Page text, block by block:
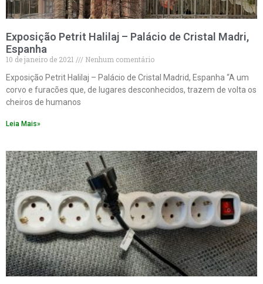
Exposição Petrit Halilaj – Palácio de Cristal Madri,
Espanha
10 de janeiro de 2021
Nenhum comentário
Exposição Petrit Halilaj – Palácio de Cristal Madrid, Espanha “A um
corvo e furacões que, de lugares desconhecidos, trazem de volta os
cheiros de humanos
Leia Mais»